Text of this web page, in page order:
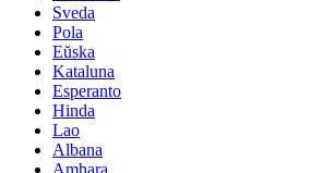
Sveda
Pola
Eŭska
Kataluna
Esperanto
Hinda
Lao
Albana
Amhara